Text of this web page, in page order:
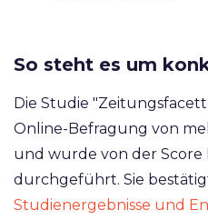
So steht es um
Die Studie
Online-Befragung von
und wurde von der Score
durchgeführt. Sie
Studienergebnisse und